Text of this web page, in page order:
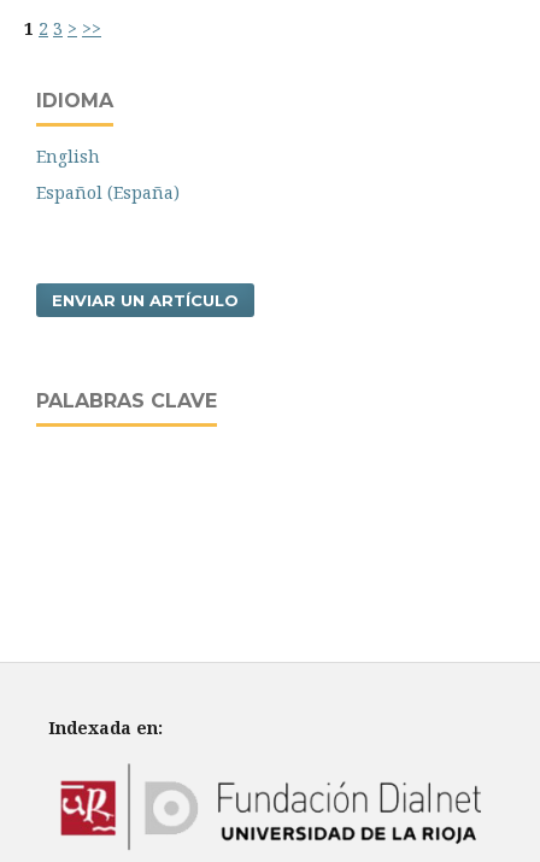
1 2 3 > >>
IDIOMA
English
Español (España)
ENVIAR UN ARTÍCULO
PALABRAS CLAVE
Indexada en: